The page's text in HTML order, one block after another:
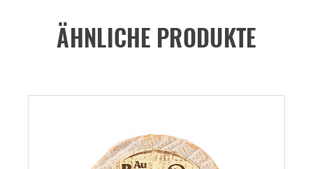
ÄHNLICHE PRODUKTE